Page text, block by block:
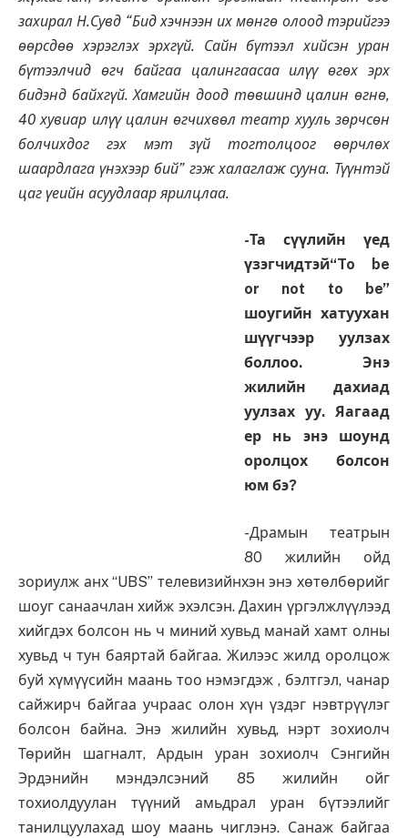
захирал Н.Сувд “Бид хэчнээн их мөнгө олоод тэрийгээ
өөрсдөө хэрэглэх эрхгүй. Сайн бүтээл хийсэн уран
бүтээлчид өгч байгаа цалингаасаа илүү өгөх эрх
бидэнд байхгүй. Хамгийн доод төвшинд цалин өгнө,
40 хувиар илүү цалин өгчихвөл театр хууль зөрчсөн
болчихдог гэх мэт зүй тогтолцоог өөрчлөх
шаардлага үнэхээр бий” гэж халаглаж сууна. Түүнтэй
цаг үеийн асуудлаар ярилцлаа.
-Та сүүлийн үед
үзэгчидтэй“To be
or not to be”
шоугийн хатуухан
шүүгчээр уулзах
боллоо. Энэ
жилийн дахиад
уулзах уу. Яагаад
ер нь энэ шоунд
оролцох болсон
юм бэ?
-Драмын театрын
80 жилийн ойд
зориулж анх “UBS” телевизийнхэн энэ хөтөлбөрийг
шоуг санаачлан хийж эхэлсэн. Дахин үргэлжлүүлээд
хийгдэх болсон нь ч миний хувьд манай хамт олны
хувьд ч тун баяртай байгаа. Жилээс жилд оролцож
буй хүмүүсийн маань тоо нэмэгдэж , бэлтгэл, чанар
сайжирч байгаа учраас олон хүн үздэг нэвтрүүлэг
болсон байна. Энэ жилийн хувьд, нэрт зохиолч
Төрийн шагналт, Ардын уран зохиолч Сэнгийн
Эрдэнийн мэндэлсэний 85 жилийн ойг
тохиолдуулан түүний амьдрал уран бүтээлийг
танилцуулахад шоу маань чиглэнэ. Санаж байгаа